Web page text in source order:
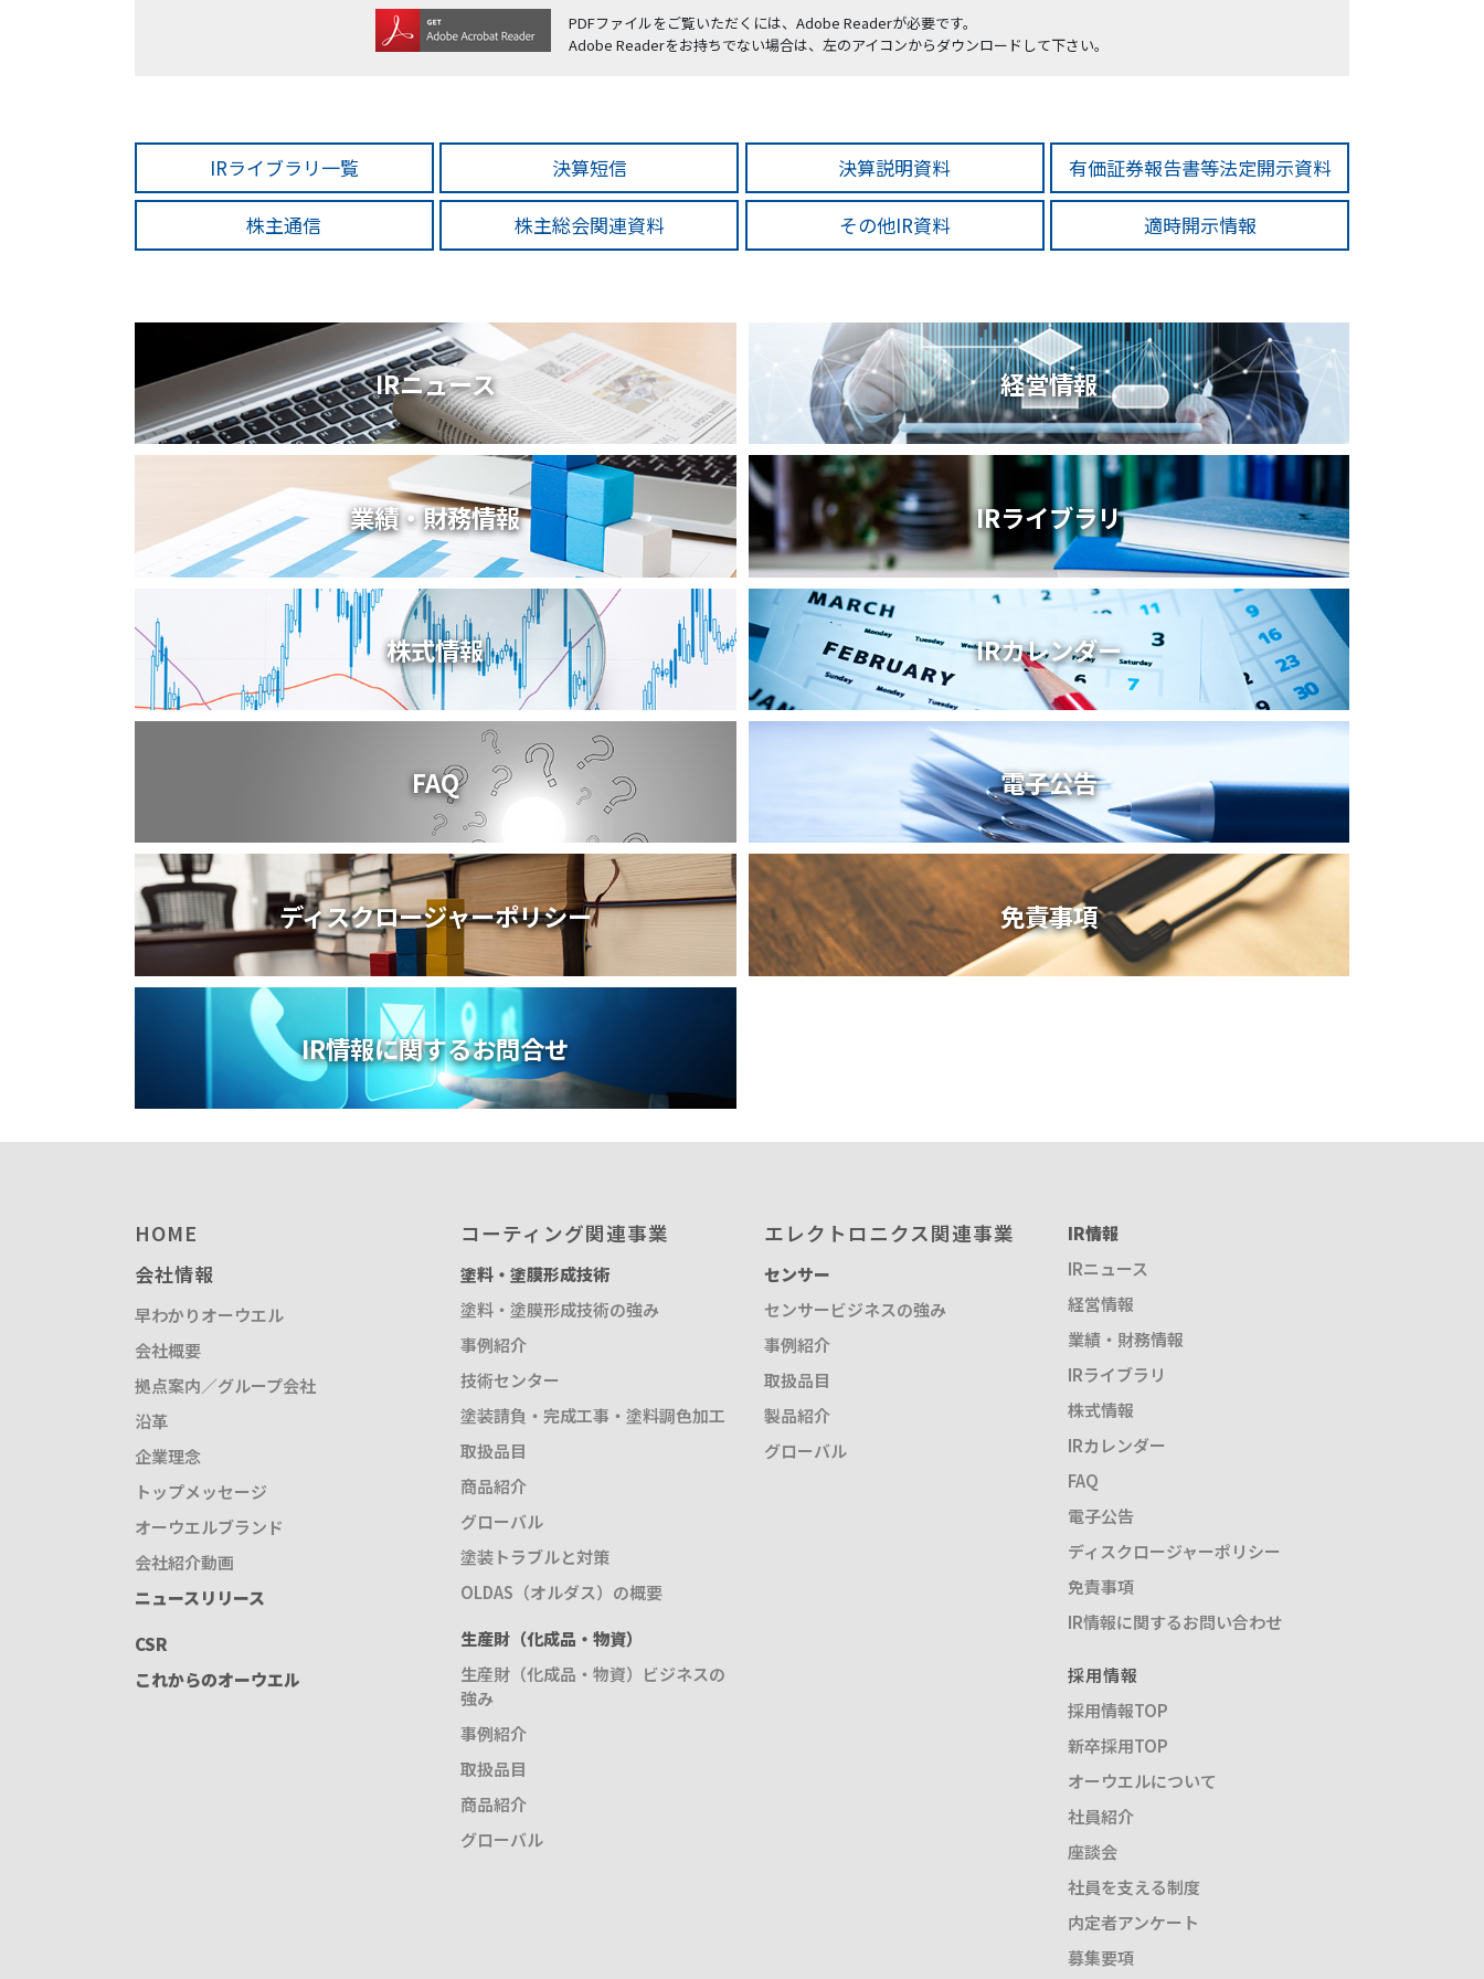
塗装請負・完成工事・塗料調色
グローバル
塗装トラブルと対策
OLDAS（オルダス）の概要
商品紹介
製品紹介
PDFファイルをご覧いただくには、Adobe Readerが必要です。
Adobe Readerをお持ちでない場合は、左のアイコンからダウンロードして下さい。
IRライブラリ一覧 決算短信 決算説明資料 有価証券報告書等法定開示資料
株主通信 株主総会関連資料 その他IR資料 適時開示情報
IRニュース 経営情報
業績・財務情報 IRライブラリ
株式情報 IRカレンダー
FAQ 電子公告
ディスクロージャーポリシー 免責事項
IR情報に関するお問合せ
HOME
会社情報
早わかりオーウエル
会社概要
拠点案内／グループ会社
沿革
企業理念
トップメッセージ
オーウエルブランド
会社紹介動画
ニュースリリース
CSR
これからのオーウエル
コーティング関連事業
塗料・塗膜形成技術
塗料・塗膜形成技術の強み
事例紹介
技術センター
塗装請負・完成工事・塗料調色加工
取扱品目
商品紹介
グローバル
塗装トラブルと対策
OLDAS（オルダス）の概要
生産財（化成品・物資）
生産財（化成品・物資）ビジネスの
強み
事例紹介
取扱品目
商品紹介
グローバル
エレクトロニクス関連事業
センサー
センサービジネスの強み
事例紹介
取扱品目
製品紹介
グローバル
IR情報
IRニュース
経営情報
業績・財務情報
IRライブラリ
株式情報
IRカレンダー
FAQ
電子公告
ディスクロージャーポリシー
免責事項
IR情報に関するお問い合わせ
採用情報
採用情報TOP
新卒採用TOP
オーウエルについて
社員紹介
座談会
社員を支える制度
内定者アンケート
募集要項